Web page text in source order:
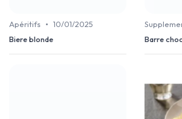
Apéritifs • 10/01/2025
Biere blonde
Barre